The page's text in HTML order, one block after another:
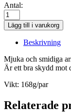
Antal:
Zandstra
Armbågsskydd
mängd
Lägg till i varukorg
Beskrivning
Mjuka och smidiga
Är ett bra skydd mot
Vikt: 168g/par
Relaterade